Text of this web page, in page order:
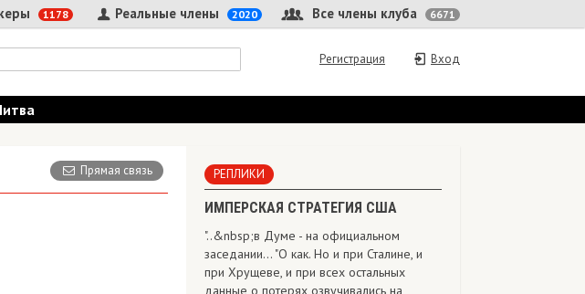
1178 Все члены клуба 6671
Реальные члены 2020
Вход
Регистрация
Прямая связь РЕПЛИКИ
ИМПЕРСКАЯ СТРАТЕГИЯ США
"..&nbsp;в Думе - на официальном
заседании... "О как. Но и при Сталине, и
при Хрущеве, и при всех остальных
данные о потерях озвучивались на